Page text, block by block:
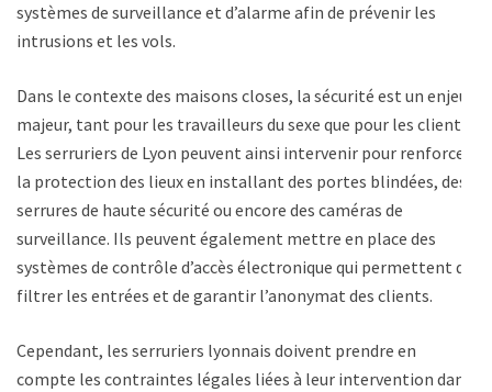
systèmes de surveillance et d’alarme afin de prévenir les
intrusions et les vols.
Dans le contexte des maisons closes, la sécurité est un enjeu
majeur, tant pour les travailleurs du sexe que pour les clients.
Les serruriers de Lyon peuvent ainsi intervenir pour renforcer
la protection des lieux en installant des portes blindées, des
serrures de haute sécurité ou encore des caméras de
surveillance. Ils peuvent également mettre en place des
systèmes de contrôle d’accès électronique qui permettent de
filtrer les entrées et de garantir l’anonymat des clients.
Cependant, les serruriers lyonnais doivent prendre en
compte les contraintes légales liées à leur intervention dans